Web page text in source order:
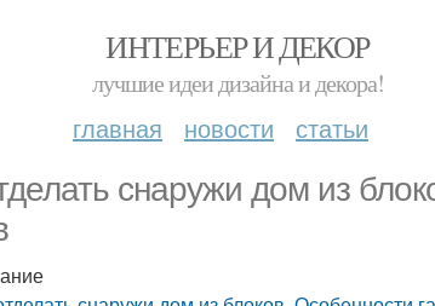
ИНТЕРЬЕР И ДЕКОР
лучшие идеи дизайна и декора!
главная новости статьи
снаружи дом из